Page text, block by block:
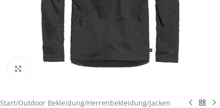
Start/Outdoor Bekleidung/Herrenbekleidung/Jacken